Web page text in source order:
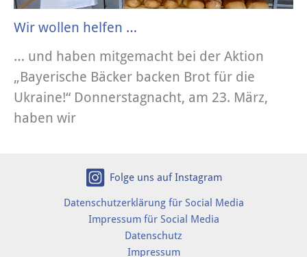
Wir wollen helfen …
… und haben mitgemacht bei der Aktion
„Bayerische Bäcker backen Brot für die
Ukraine!“ Donnerstagnacht, am 23. März,
haben wir
Folge uns auf Instagram
Datenschutzerklärung für Social Media
Impressum für Social Media
Datenschutz
Impressum